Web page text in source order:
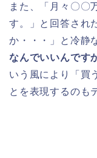
また、「月々〇〇
す。」と回答され
か・・・」と冷静
なんでいいんです
いう風により「買
とを表現するのも